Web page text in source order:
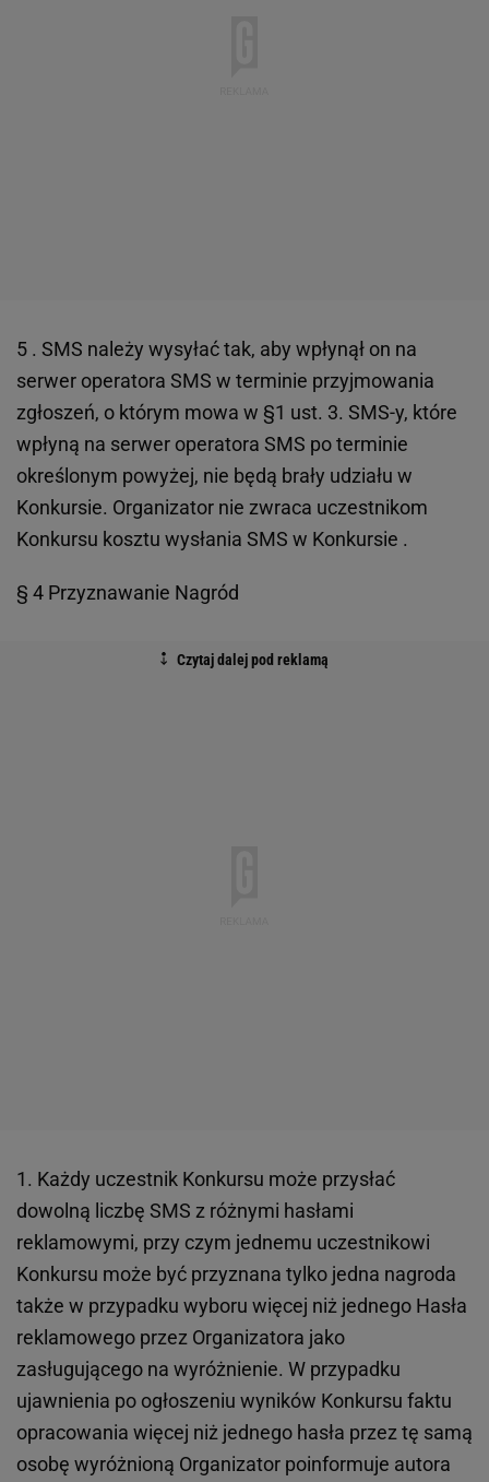
5 . SMS należy wysyłać tak, aby wpłynął on na
serwer operatora SMS w terminie przyjmowania
zgłoszeń, o którym mowa w §1 ust. 3. SMS-y, które
wpłyną na serwer operatora SMS po terminie
określonym powyżej, nie będą brały udziału w
Konkursie. Organizator nie zwraca uczestnikom
Konkursu kosztu wysłania SMS w Konkursie .
§ 4 Przyznawanie Nagród
1. Każdy uczestnik Konkursu może przysłać
dowolną liczbę SMS z różnymi hasłami
reklamowymi, przy czym jednemu uczestnikowi
Konkursu może być przyznana tylko jedna nagroda
także w przypadku wyboru więcej niż jednego Hasła
reklamowego przez Organizatora jako
zasługującego na wyróżnienie. W przypadku
ujawnienia po ogłoszeniu wyników Konkursu faktu
opracowania więcej niż jednego hasła przez tę samą
osobę wyróżnioną Organizator poinformuje autora